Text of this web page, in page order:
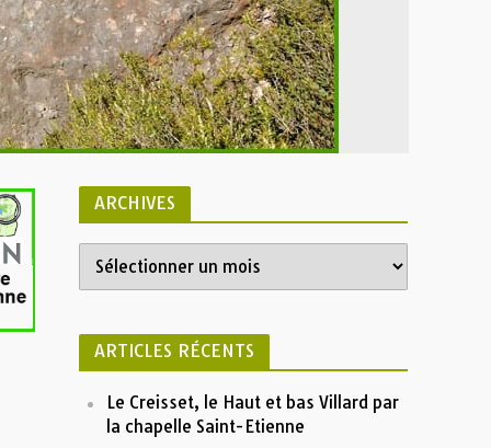
ARCHIVES
ARTICLES RÉCENTS
Le Creisset, le Haut et bas Villard par
la chapelle Saint-Etienne